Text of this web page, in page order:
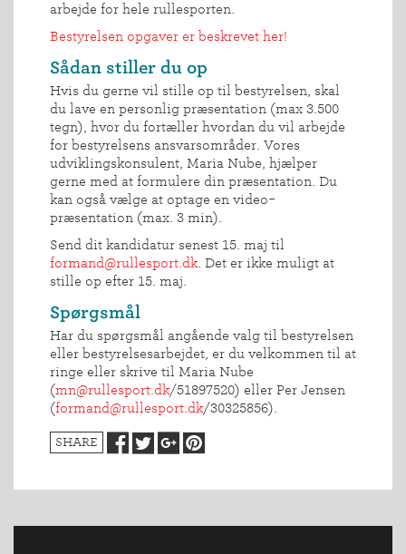
INDMELDELSE
BREDDEPULJE
NYHEDER
SPORTSGRENE
FORBUNDET
KONKURRENCER
arbejde for hele rullesporten.
Bestyrelsen opgaver er beskrevet her!
Sådan stiller du op
Hvis du gerne vil stille op til bestyrelsen, skal
du lave en personlig præsentation (max 3.500
tegn), hvor du fortæller hvordan du vil arbejde
for bestyrelsens ansvarsområder. Vores
udviklingskonsulent, Maria Nube, hjælper
gerne med at formulere din præsentation. Du
kan også vælge at optage en video-
præsentation (max. 3 min).
Send dit kandidatur senest 15. maj til
formand@rullesport.dk . Det er ikke muligt at
stille op efter 15. maj.
Spørgsmål
Har du spørgsmål angående valg til bestyrelsen
eller bestyrelsesarbejdet, er du velkommen til at
ringe eller skrive til Maria Nube
(mn@rullesport.dk/51897520) eller Per Jensen
(formand@rullesport.dk/30325856).
SHARE